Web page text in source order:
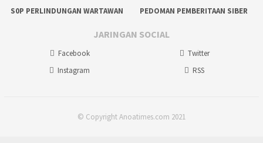
S0P PERLINDUNGAN WARTAWAN
PEDOMAN PEMBERITAAN SIBER
JARINGAN SOCIAL
Facebook
Twitter
Instagram
RSS
© Copyright Anoatimes.com 2021